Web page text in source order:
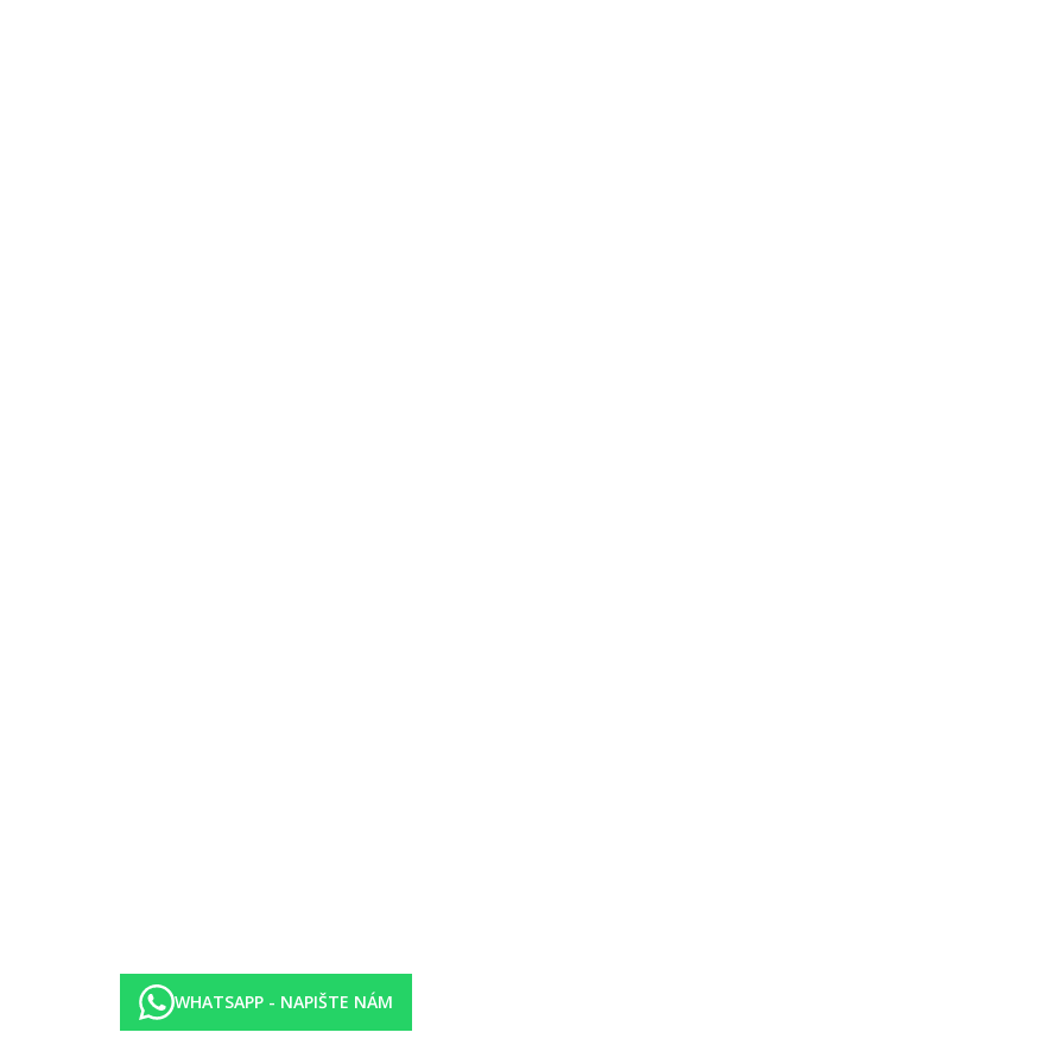
pohodlí a relaxaci. Každý pokoj je vybaven vlastním sociálním zařízením a koupelnou se sprchou či vanou. Pokoje disponují také
nebo terasou a jsou plně klimatizovány. V každém pokoji je dostupné WiFi připojení
do hotelového fitness centra. K relaxaci a odpočinku vám dobře poslouží hotelové Wellness zázemí s nabídkou masáží a relaxačních
personál vám rád pomůže se vším, od pronájmu auta až po plánování výletů, a doporučí vám ta nejlepší místa na ostrově
WHATSAPP - NAPIŠTE NÁM